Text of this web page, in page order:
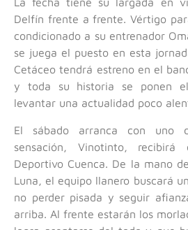
Delfín frente a frente. Vértigo
condicionado a su entrenador
se juega el puesto en esta
Cetáceo tendrá estreno en el
y toda su historia se ponen
levantar una actualidad poco
El sábado arranca con uno
sensación, Vinotinto,
Deportivo Cuenca. De la mano
Luna, el equipo llanero buscará
no perder pisada y seguir
arriba. Al frente estarán los